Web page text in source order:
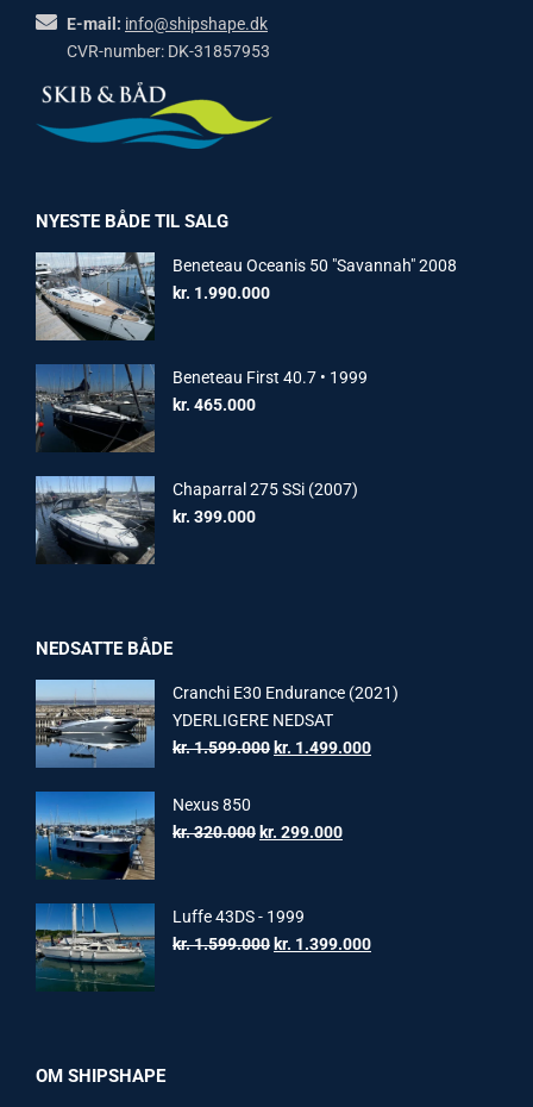
E-mail: info@shipshape.dk
CVR-number: DK-31857953
NYESTE BÅDE TIL SALG
Beneteau Oceanis 50 "Savannah" 2008
kr. 1.990.000
Beneteau First 40.7 • 1999
kr. 465.000
Chaparral 275 SSi (2007)
kr. 399.000
NEDSATTE BÅDE
Cranchi E30 Endurance (2021)
YDERLIGERE NEDSAT
kr.1.599.000Original
kr. 1.599.000.
kr. 1.499.000Current
Nexus 850
kr.320.000Original
kr. 320.000.
kr. 299.000Current
Luffe 43DS - 1999
kr.1.599.000Original
kr. 1.399.000Current
OM SHIPSHAPE